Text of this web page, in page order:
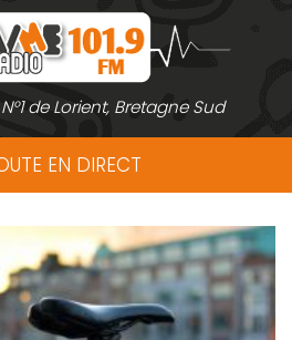
de Lorient, Bretagne Sud
EN DIRECT